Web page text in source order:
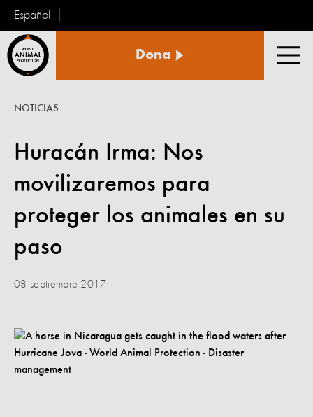
Español
Animal
Dona
Huracán Irma: Nos
movilizaremos para
proteger los animales en su
paso
NOTICIAS
08 septiembre 2017